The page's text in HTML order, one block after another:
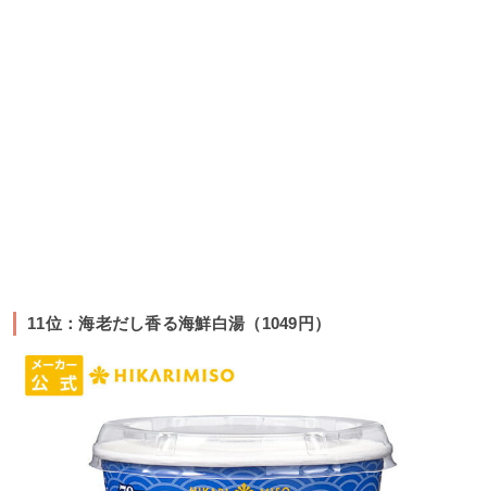
11位：海老だし香る海鮮白湯（1049円）